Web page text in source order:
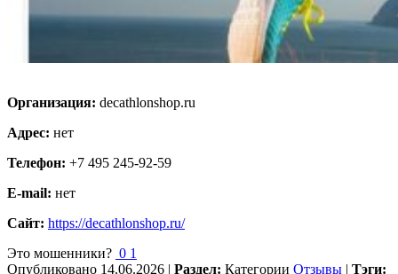
Организация: decathlonshop.ru
Адрес: нет
Телефон: +7 495 245-92-59
E-mail: нет
Сайт: https://decathlonshop.ru/
Это мошенники? 0 1
Опубликовано 14.06.2026 | Раздел: Категории Отзывы | Тэги: